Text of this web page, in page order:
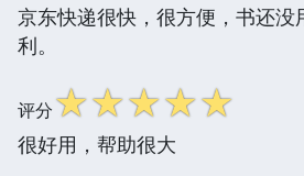
京东快递很快，很方便，书还没
利。
评分☆☆☆☆☆
很好用，帮助很大